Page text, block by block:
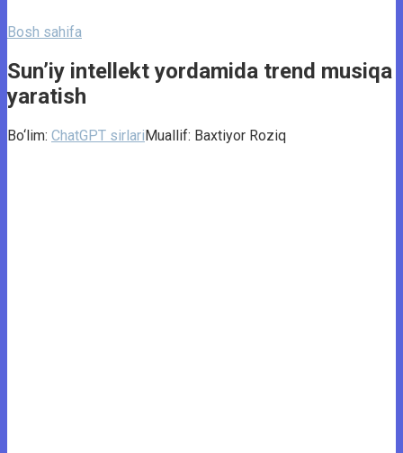
Bosh sahifa
Sun’iy intellekt yordamida trend musiqa
yaratish
Bo‘lim: ChatGPT sirlariMuallif: Baxtiyor Roziq